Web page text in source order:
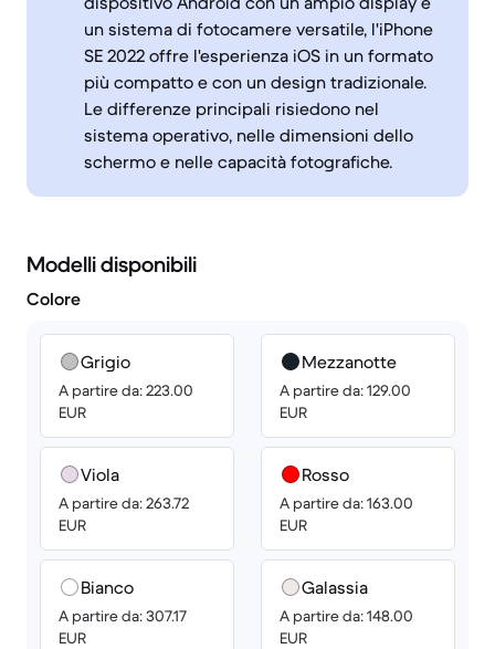
un sistema di fotocamere versatile, l'iPhone
SE 2022 offre l'esperienza iOS in un formato
più compatto e con un design tradizionale.
Le differenze principali risiedono nel
sistema operativo, nelle dimensioni dello
schermo e nelle capacità fotografiche.
Modelli disponibili
Colore
Grigio
A partire da: 223.00
EUR
Viola
A partire da: 263.72
EUR
Bianco
A partire da: 307.17
EUR
Mezzanotte
A partire da: 129.00
EUR
Rosso
A partire da: 163.00
EUR
Galassia
A partire da: 148.00
EUR